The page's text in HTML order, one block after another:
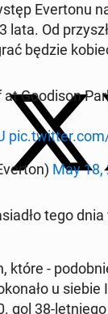
Ever­to­nu
lata. Od
będzie
Go­odi­son
May 18,
tego
które -
u
gol 38-